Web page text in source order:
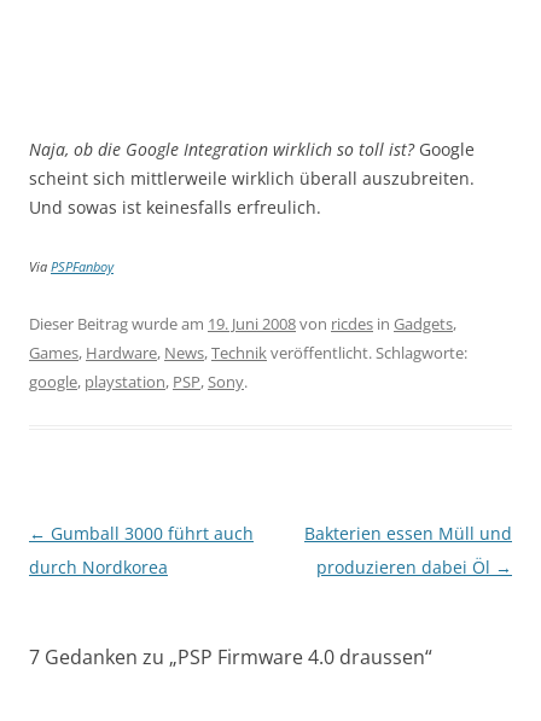
Naja, ob die Google Integration wirklich so toll ist?Google
scheint sich mittlerweile wirklich überall auszubreiten.
Und sowas ist keinesfalls erfreulich.
Via PSPFanboy
Dieser Beitrag wurde am 19. Juni 2008von ricdes in Gadgets,
Games, Hardware, News,Technikveröffentlicht. Schlagworte:
google, playstation, PSP,Sony.
Beitragsnavigation
← Gumball 3000 führt auch
durch Nordkorea
Bakterien essen Müll und
produzieren dabei Öl →
7 Gedanken zu „PSP Firmware 4.0 draussen“